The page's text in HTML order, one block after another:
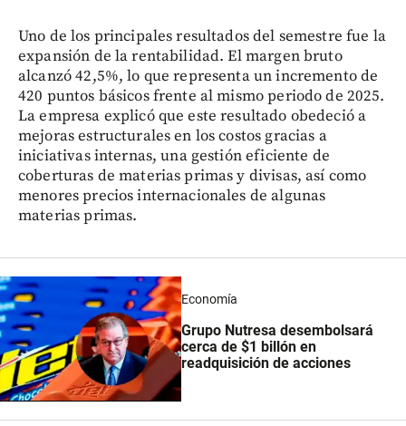
Uno de los principales resultados del semestre fue la
expansión de la rentabilidad. El margen bruto
alcanzó 42,5%, lo que representa un incremento de
420 puntos básicos frente al mismo periodo de 2025.
La empresa explicó que este resultado obedeció a
mejoras estructurales en los costos gracias a
iniciativas internas, una gestión eficiente de
coberturas de materias primas y divisas, así como
menores precios internacionales de algunas
materias primas.
Economía
Grupo Nutresa desembolsará
cerca de $1 billón en
readquisición de acciones